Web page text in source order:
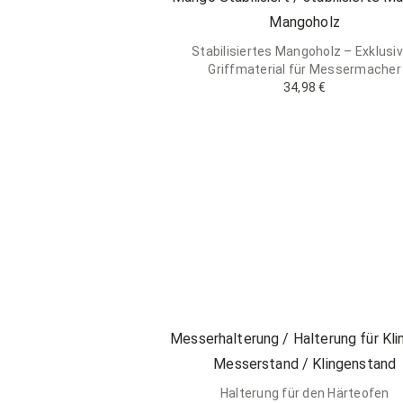
Mangoholz
Stabilisiertes Mangoholz –
Griffmaterial für Messermacher
34,98 €
Messerhalterung / Halterung für
Messerstand / Klingenstand
Halterung für den Härteofen